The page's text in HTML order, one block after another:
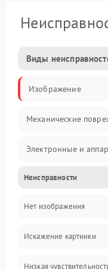
Виды
Изображение
Механические
Электронные и
Неисправности
Программные ошибки
Электропитание
Неисправности
Нет изображения
Искажение картинки
Низкая